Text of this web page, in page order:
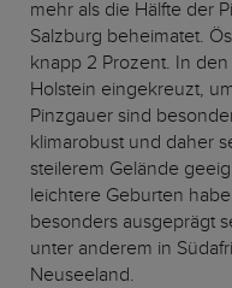
mehr als die Hälfte der
Salzburg beheimatet.
knapp 2 Prozent. In
Holstein eingekreuzt,
Pinzgauer sind
klimarobust und daher
steilerem Gelände
leichtere Geburten
besonders ausgeprägt
unter anderem in
Neuseeland.